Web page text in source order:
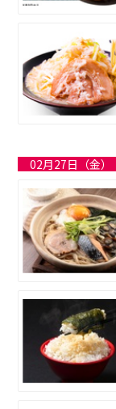
02月27日（金）